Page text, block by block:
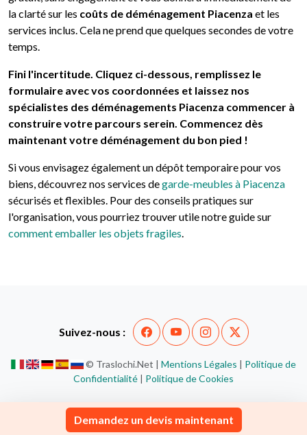
la clarté sur les coûts de déménagement Piacenza et les
services inclus. Cela ne prend que quelques secondes de votre
temps.
Fini l'incertitude. Cliquez ci-dessous, remplissez le
formulaire avec vos coordonnées et laissez nos
spécialistes des déménagements Piacenza commencer à
construire votre parcours serein. Commencez dès
maintenant votre déménagement du bon pied !
Si vous envisagez également un dépôt temporaire pour vos
biens, découvrez nos services degarde-meubles à Piacenza
sécurisés et flexibles. Pour des conseils pratiques sur
l'organisation, vous pourriez trouver utile notre guide sur
comment emballer les objets fragiles.
Suivez-nous :
© Traslochi.Net | Mentions Légales | Politique de
Confidentialité | Politique de Cookies
Demandez un devis maintenant